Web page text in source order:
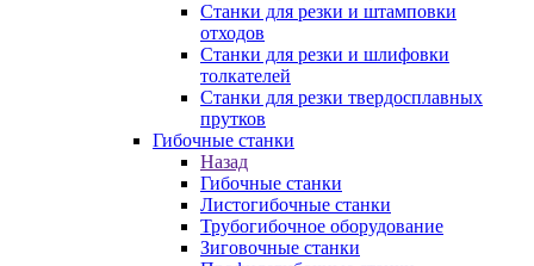
Станки для резки и штамповки
отходов
Станки для резки и шлифовки
толкателей
Станки для резки твердосплавных
прутков
Гибочные станки
Назад
Гибочные станки
Листогибочные станки
Трубогибочное оборудование
Зиговочные станки